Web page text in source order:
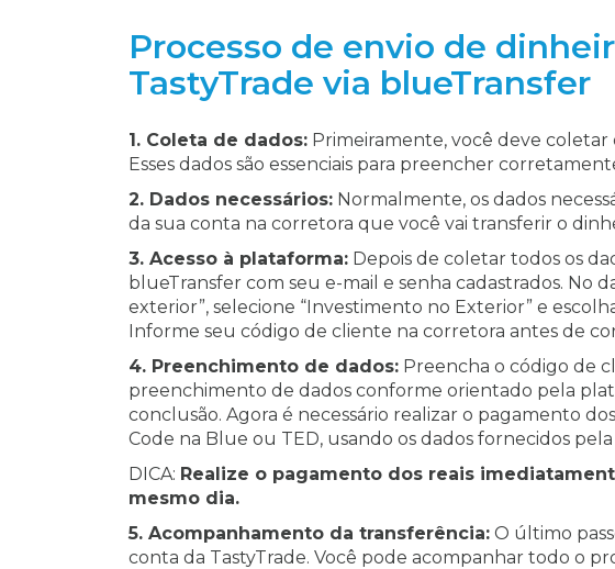
Processo de envio de
TastyTrade via blueTransfer
1. Coleta de dados: Primeiramente, você deve coletar
Esses dados são essenciais para preencher
2. Dados necessários: Normalmente, os dados
da sua conta na corretora que você vai transferir o
3. Acesso à plataforma: Depois de coletar todos os
blueTransfer com seu e-mail e senha cadastrados. No
exterior”, selecione “Investimento no Exterior” e
Informe seu código de cliente na corretora antes de
4. Preenchimento de dados: Preencha o código de
preenchimento de dados conforme orientado pela
conclusão. Agora é necessário realizar o pagamento
Code na Blue ou TED, usando os dados fornecidos
DICA: Realize o pagamento dos reais
mesmo dia.
5. Acompanhamento da transferência: O último
conta da TastyTrade. Você pode acompanhar todo o